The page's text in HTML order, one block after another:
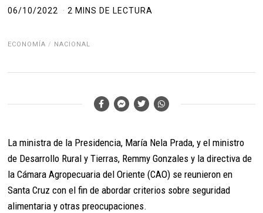
06/10/2022 2 MINS DE LECTURA
ECONOMÍA / NACIONAL
La ministra de la Presidencia, María Nela Prada, y el ministro
de Desarrollo Rural y Tierras, Remmy Gonzales y la directiva de
la Cámara Agropecuaria del Oriente (CAO) se reunieron en
Santa Cruz con el fin de abordar criterios sobre seguridad
alimentaria y otras preocupaciones.